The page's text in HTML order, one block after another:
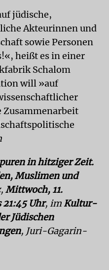
jüdische,
Akteurinnen und
sowie Personen
heißt es in einer
Schalom
will »auf
Zusammenarbeit
in hitziger Zeit.
Muslimen und
, Mittwoch, 11.
21:45 Uhr, im Kultur-
Jüdischen
, Juri-Gagarin-